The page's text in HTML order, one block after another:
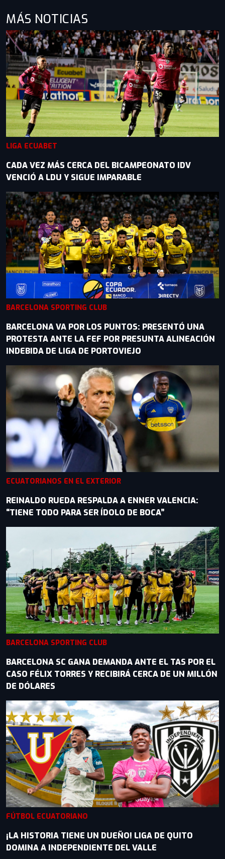
MÁS NOTICIAS
LIGA ECUABET
CADA VEZ MÁS CERCA DEL BICAMPEONATO IDV
VENCIÓ A LDU Y SIGUE IMPARABLE
BARCELONA SPORTING CLUB
BARCELONA VA POR LOS PUNTOS: PRESENTÓ UNA
PROTESTA ANTE LA FEF POR PRESUNTA ALINEACIÓN
INDEBIDA DE LIGA DE PORTOVIEJO
ECUATORIANOS EN EL EXTERIOR
REINALDO RUEDA RESPALDA A ENNER VALENCIA:
“TIENE TODO PARA SER ÍDOLO DE BOCA”
BARCELONA SPORTING CLUB
BARCELONA SC GANA DEMANDA ANTE EL TAS POR EL
CASO FÉLIX TORRES Y RECIBIRÁ CERCA DE UN MILLÓN
DE DÓLARES
FÚTBOL ECUATORIANO
¡LA HISTORIA TIENE UN DUEÑO! LIGA DE QUITO
DOMINA A INDEPENDIENTE DEL VALLE